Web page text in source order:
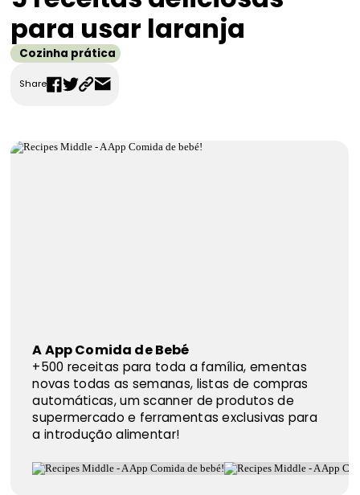
Contactos
para usar laranja
Cozinha prática
Share
A App Comida de Bebé
+500 receitas para toda a família, ementas
novas todas as semanas, listas de compras
automáticas, um scanner de produtos de
supermercado e ferramentas exclusivas para
a introdução alimentar!